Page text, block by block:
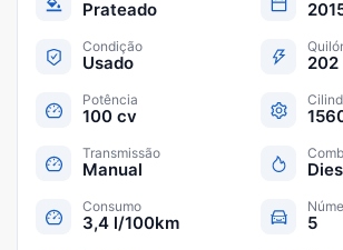
Prateado
Condição
Usado 202
Potência
100 cv
Transmissão
Manual
Consumo
3,4 l/100km 5